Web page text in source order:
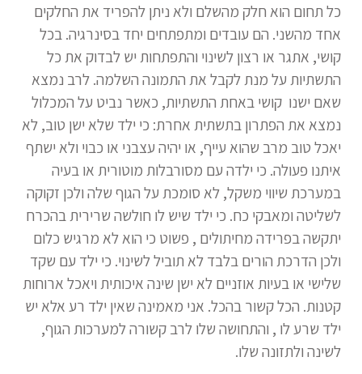
כל תחום הוא חלק מהשלם ולא ניתן להפריד את החלקים
אחד מהשני. הם עובדים ומתפתחים יחד בסינרגיה. בכל
קושי, אתגר או רצון לשינוי והתפתחות יש לבדוק את כל
התשתיותעל מנת לקבל את התמונה השלמה.לרב נמצא
שאם ישנו קושי באחת התשתיות, כאשר נביט על המכלול
נמצא את הפתרון בתשתית אחרת: כי ילד שלא ישן טוב, לא
יאכל טוב מרב שהוא עייף, או יהיה עצבני או כבוי ולא ישתף
איתנו פעולה. כי ילדה עם מסורבלות מוטורית או בעיה
במערכת שיווי משקל, לא סומכת על הגוף שלה ולכן זקוקה
לשליטה ומאבקי כח. כי ילד שיש לו חולשה שרירית בהכרח
יתקשה בפרידה מחיתולים , פשוט כי הוא לא מרגיש כלום
ולכן הדרכת הורים בלבד לא תוביל לשינוי. כי ילד עם שקד
שלישי או בעיות אוזניים לא ישן שינה איכותית ויאכל ארוחות
קטנות. הכל קשור בהכל. אני מאמינה שאין ילד רע אלא יש
ילד שרע לו , והתחושה שלו לרב קשורה למערכות הגוף,
לשינה ולתזונה שלו.